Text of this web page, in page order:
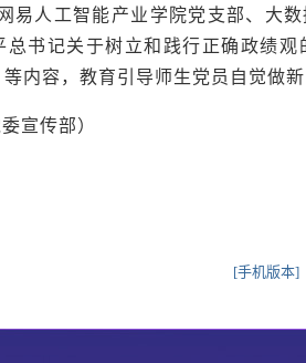
易人工智能产业学院党支部、大
总书记关于树立和践行正确政绩
内容，教育引导师生党员自觉做
宣传部）
[手机版本]